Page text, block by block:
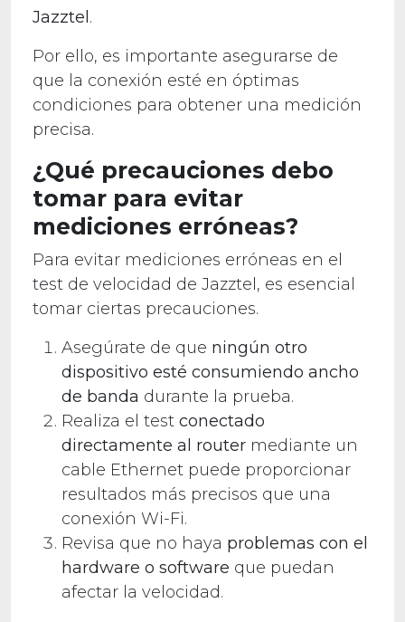
Jazztel .
Por ello, es importante asegurarse de
que la conexión esté en óptimas
condiciones para obtener una medición
precisa.
¿Qué precauciones debo
tomar para evitar
mediciones erróneas?
Para evitar mediciones erróneas en el
test de velocidad de Jazztel, es esencial
tomar ciertas precauciones.
Asegúrate de que ningún otro
dispositivo esté consumiendo ancho
de banda durante la prueba.
Realiza el test conectado
directamente al router mediante un
cable Ethernet puede proporcionar
resultados más precisos que una
conexión Wi-Fi.
Revisa que no haya problemas con el
hardware o software que puedan
afectar la velocidad.